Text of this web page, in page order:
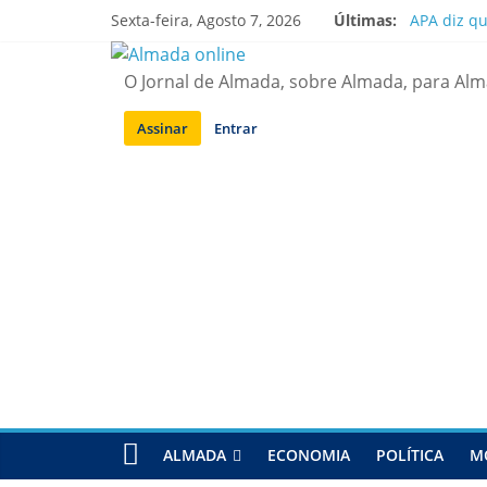
Sexta-feira, Agosto 7, 2026 Últimas:
APA diz
Ponte
Situação
O Jornal de Almada, sobre Almada, para
Assinar Entrar
ALMADA ECONOMIA POLÍTICA